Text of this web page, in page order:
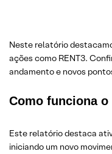
Neste relatório
ações como RENT3.
andamento e novos
Como funciona o
Este relatório destaca
iniciando um novo